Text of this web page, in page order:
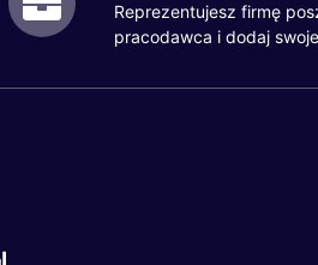
Reprezentujesz firmę
pracodawca i dodaj